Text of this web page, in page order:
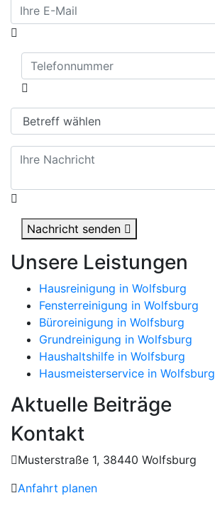
Nachricht senden
Unsere Leistungen
Hausreinigung in Wolfsburg
Fensterreinigung in Wolfsburg
Büroreinigung in Wolfsburg
Grundreinigung in Wolfsburg
Haushaltshilfe in Wolfsburg
Hausmeisterservice in Wolfsburg
Aktuelle Beiträge
Kontakt
Musterstraße 1, 38440 Wolfsburg
Anfahrt planen